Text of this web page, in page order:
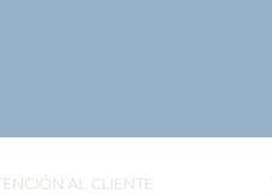
AL CLIENTE